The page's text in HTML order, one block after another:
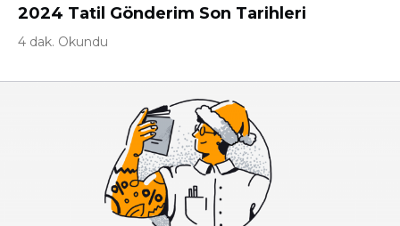
2024 Tatil Gönderim Son Tarihleri
4 dak. Okundu